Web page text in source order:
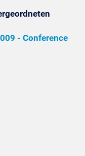
- Conference